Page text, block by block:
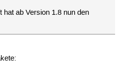
ab Version 1.8 nun den